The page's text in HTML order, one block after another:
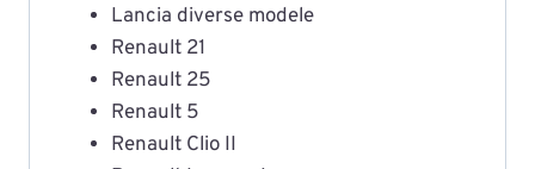
Lancia diverse modele
Renault 21
Renault 25
Renault 5
Renault Clio II